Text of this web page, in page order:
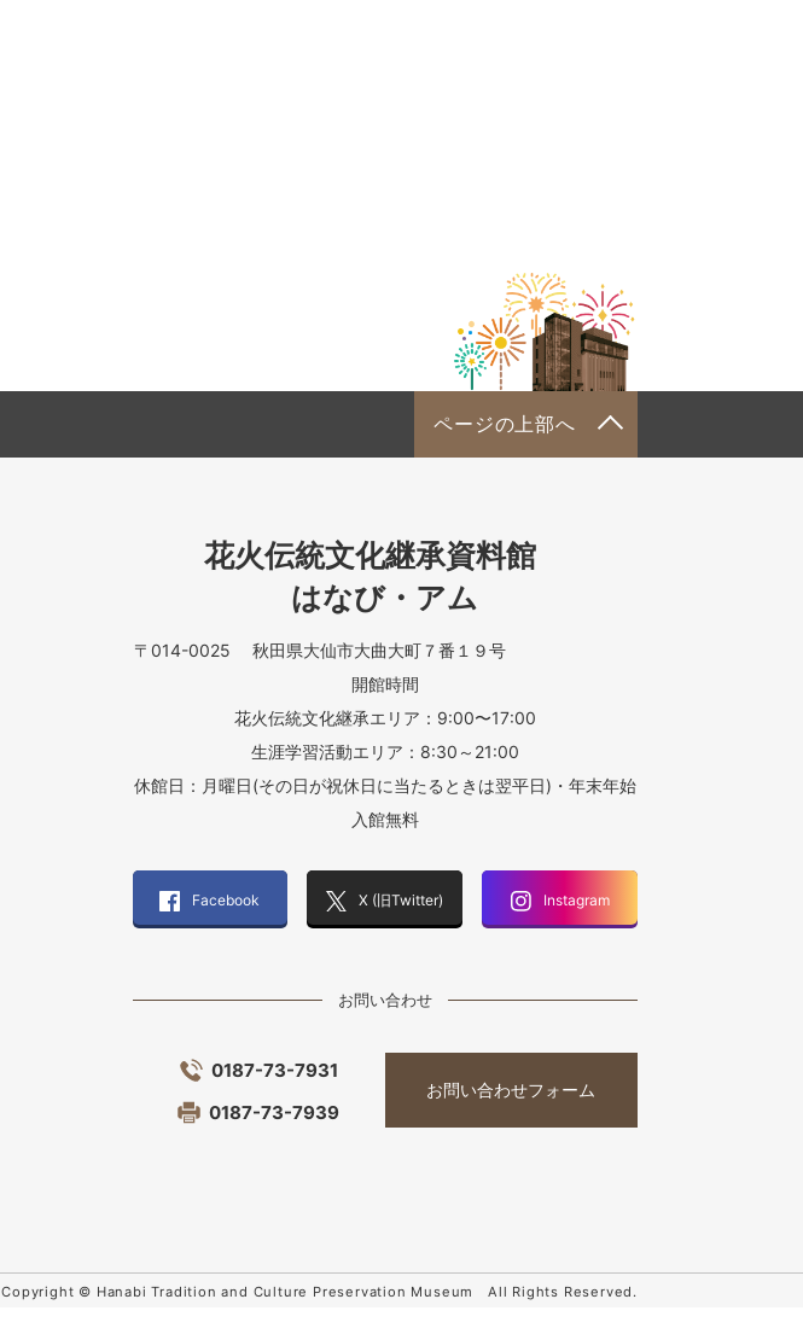
ページの上部へ
花火伝統文化継承資料館
はなび・アム
〒014-0025 秋田県大仙市大曲大町７番１９号
開館時間
花火伝統文化継承エリア：9:00〜17:00
生涯学習活動エリア：8:30～21:00
休館日：月曜日(その日が祝休日に当たるときは翌平日)・年末年始
入館無料
Facebook X (旧Twitter) Instagram
お問い合わせ
0187-73-7931
お問い合わせフォーム
0187-73-7939
Copyright © Hanabi Tradition and Culture Preservation Museum All Rights Reserved.